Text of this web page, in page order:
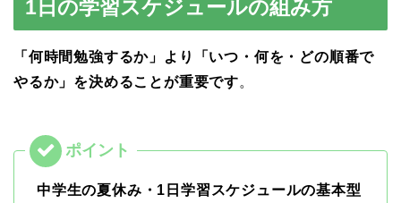
1日の学習スケジュールの組み方
「何時間勉強するか」より「いつ・何を・どの順番で
やるか」を決めることが重要です。
中学生の夏休み・1日学習スケジュールの基本型